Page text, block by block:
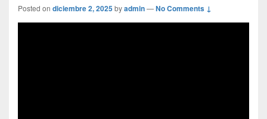
Posted on diciembre 2, 2025byadmin—No Comments ↓